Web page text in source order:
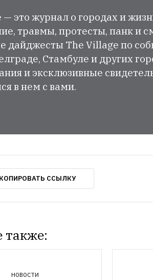
это журнал о городах и
травмы, протесты, панк и
дайджесты The Village по
Стамбуле и других
и эксклюзивные
в нем с вами.
ССЫЛКУ
также:
НОВОСТИ